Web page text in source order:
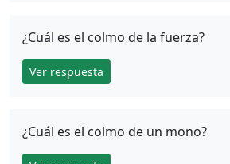
¿Cuál es el colmo de la fuerza?
Ver respuesta
¿Cuál es el colmo de un mono?